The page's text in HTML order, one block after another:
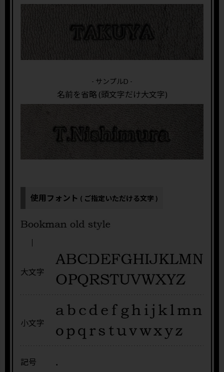
- サンプルD -
名前を省略 (頭文字だけ大文字)
使用フォント ( ご指定いただける文字 )
大文字
小文字
記号 .